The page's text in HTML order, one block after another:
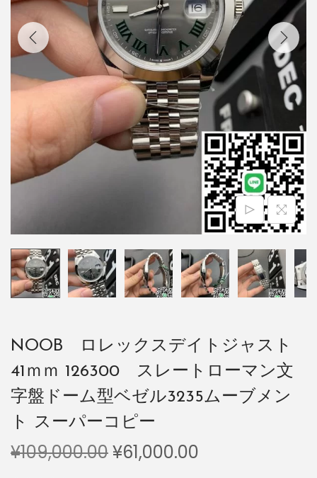
NOOB ロレックスデイトジャスト
41ｍｍ 126300 スレートローマン文
字盤ドーム型ベゼル3235ムーブメン
ト スーパーコピー
¥109,000.00¥61,000.00